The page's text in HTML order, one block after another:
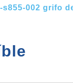
s855-002 grifo